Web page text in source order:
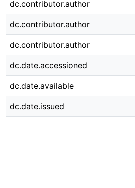
dc.contributor.author
dc.contributor.author
dc.contributor.author
dc.date.accessioned
dc.date.available
dc.date.issued